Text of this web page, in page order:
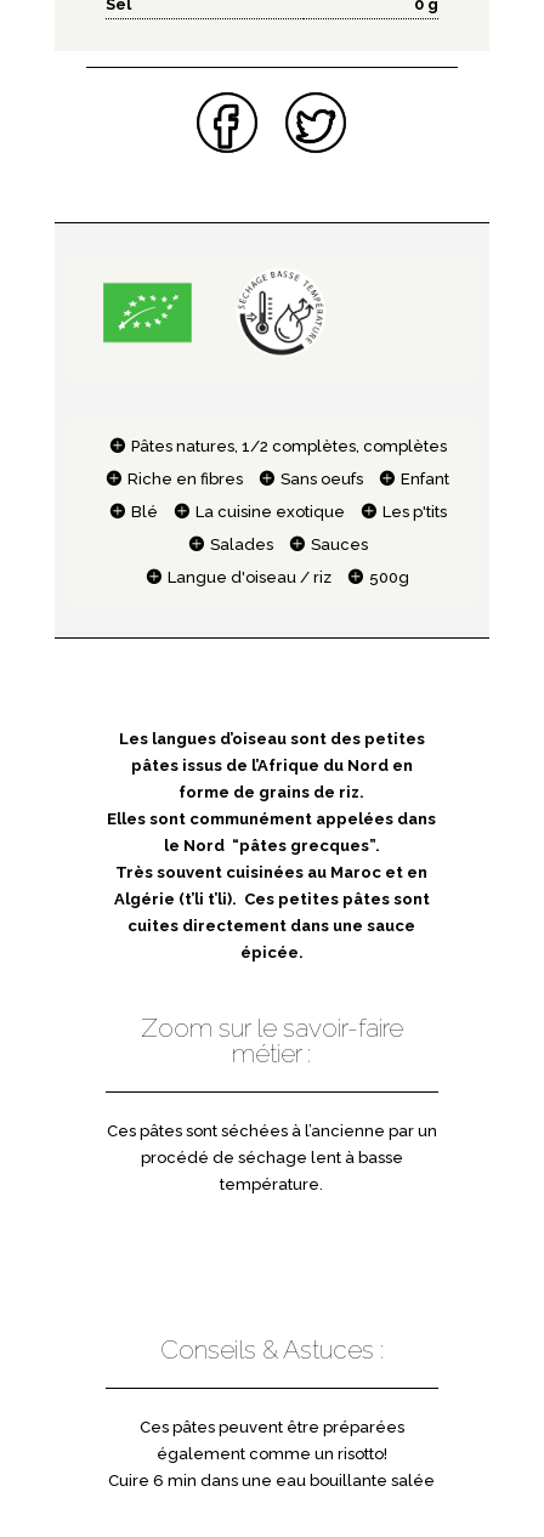
Sel
0 g
Pâtes natures, 1/2 complètes, complètes
Riche en fibres
Sans oeufs
Enfant
Blé
La cuisine exotique
Les p'tits
Salades
Sauces
Langue d'oiseau / riz
500g
Les langues d’oiseau sont des petites
pâtes issus de l’Afrique du Nord en
forme de grains de riz.
Elles sont communément appelées dans
le Nord “pâtes grecques”.
Très souvent cuisinées au Maroc et en
Algérie (t’li t’li). Ces petites pâtes sont
cuites directement dans une sauce
épicée.
Zoom sur le savoir-faire
métier :
Ces pâtes sont séchées à l’ancienne par un
procédé de séchage lent à basse
température.
Conseils & Astuces :
Ces pâtes peuvent être préparées
également comme un risotto!
Cuire 6 min dans une eau bouillante salée